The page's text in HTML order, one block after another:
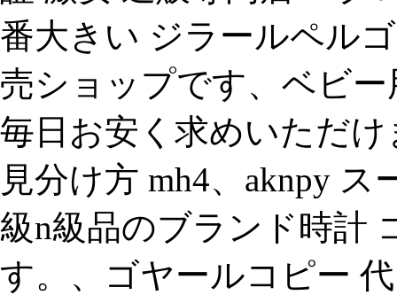
番大きい ジラールペル
売ショップです、ベビ
毎日お安く求めいただ
見分け方 mh4、aknpy
級n級品のブランド時計
す。、ゴヤールコピー